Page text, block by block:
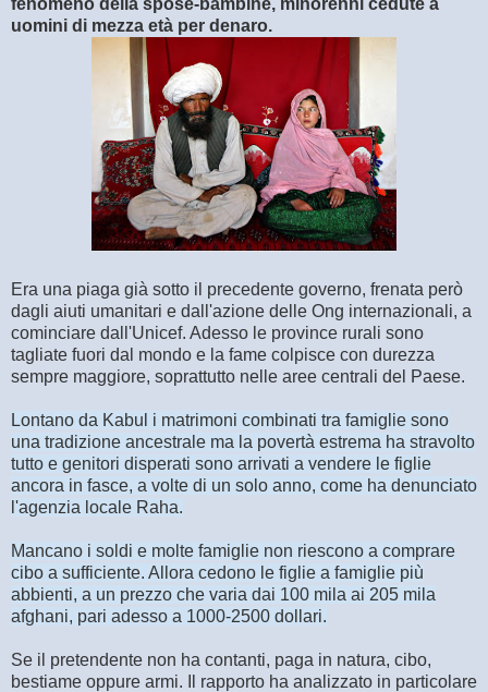
uomini di mezza età per denaro.
Era una piaga già sotto il precedente governo, frenata però
dagli aiuti umanitari e dall'azione delle Ong internazionali, a
cominciare dall'Unicef. Adesso le province rurali sono
tagliate fuori dal mondo e la fame colpisce con durezza
sempre maggiore, soprattutto nelle aree centrali del Paese.
Lontano da Kabul i matrimoni combinati tra famiglie sono
una tradizione ancestrale ma la povertà estrema ha stravolto
tutto e genitori disperati sono arrivati a vendere le figlie
ancora in fasce, a volte di un solo anno, come ha denunciato
l'agenzia locale Raha.
Mancano i soldi e molte famiglie non riescono a comprare
cibo a sufficiente. Allora cedono le figlie a famiglie più
abbienti, a un prezzo che varia dai 100 mila ai 205 mila
afghani, pari adesso a 1000-2500 dollari.
Se il pretendente non ha contanti, paga in natura, cibo,
bestiame oppure armi. Il rapporto ha analizzato in particolare